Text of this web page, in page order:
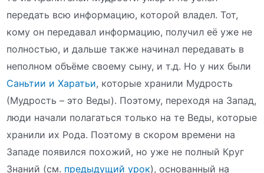
передать всю информацию, которой владел. Тот,
кому он передавал информацию, получил её уже не
полностью, и дальше также начинал передавать в
неполном объёме своему сыну, и т.д. Но у них были
Саньтии и Харатьи, которые хранили Мудрость
(Мудрость – это Веды). Поэтому, переходя на Запад,
люди начали полагаться только на те Веды, которые
хранили их Рода. Поэтому в скором времени на
Западе появился похожий, но уже не полный Круг
Знаний (см. предыдущий урок), основанный на